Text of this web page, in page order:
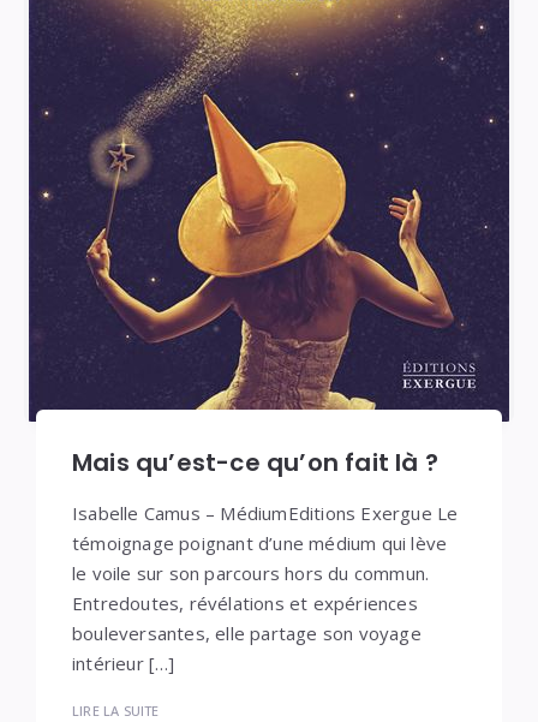
Mais qu’est-ce qu’on fait là ?
Isabelle Camus – MédiumEditions Exergue Le
témoignage poignant d’une médium qui lève
le voile sur son parcours hors du commun.
Entredoutes, révélations et expériences
bouleversantes, elle partage son voyage
intérieur […]
LIRE LA SUITE